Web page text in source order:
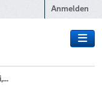
Anmelden